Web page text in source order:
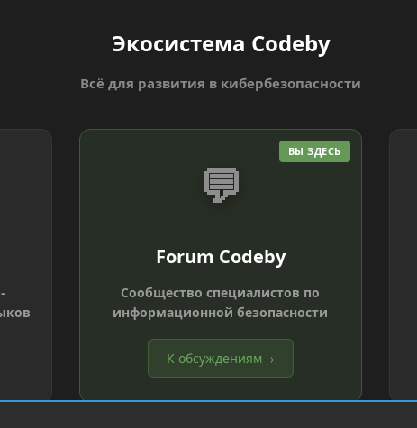
Экосистема Codeby
Всё для развития в кибербезопасности
ВЫ ЗДЕСЬ
💬
Forum Codeby
Сообщество специалистов по
информационной безопасности
К обсуждениям→